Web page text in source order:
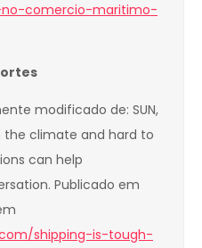
comercio-maritimo-
modificado de: SUN,
the climate and hard to
can help
Publicado em
shipping-is-tough-